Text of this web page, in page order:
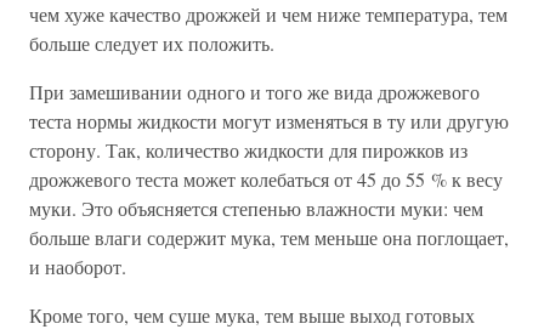
чем хуже качество дрожжей и чем ниже температура, тем
больше следует их положить.
При замешивании одного и того же вида дрожжевого
теста нормы жидкости могут изменяться в ту или другую
сторону. Так, количество жидкости для пирожков из
дрожжевого теста может колебаться от 45 до 55 % к весу
муки. Это объясняется степенью влажности муки: чем
больше влаги содержит мука, тем меньше она поглощает,
и наоборот.
Кроме того, чем суше мука, тем выше выход готовых